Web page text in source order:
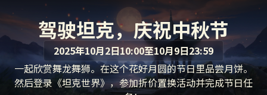
驾驶坦克，庆祝中秋节
2025年10月2日10:00至10月9日23:59
一起欣赏舞龙舞狮。在这个花好月圆的节日里品尝月饼。
然后登录《坦克世界》，参加折价置换活动并完成节日任